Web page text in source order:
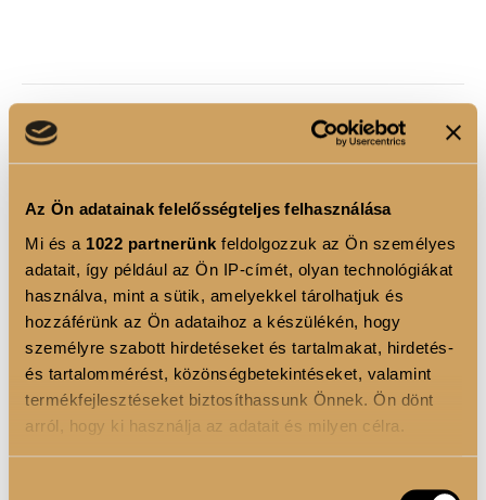
Az Ön adatainak felelősségteljes felhasználása
Mi és a 1022 partnerünk feldolgozzuk az Ön személyes
adatait, így például az Ön IP-címét, olyan technológiákat
használva, mint a sütik, amelyekkel tárolhatjuk és
hozzáférünk az Ön adataihoz a készülékén, hogy
személyre szabott hirdetéseket és tartalmakat, hirdetés-
és tartalommérést, közönségbetekintéseket, valamint
termékfejlesztéseket biztosíthassunk Önnek. Ön dönt
arról, hogy ki használja az adatait és milyen célra.
TERMÉK ELŐNYÖK
•Cseppformájú applikátora precíz kontúrozáshoz
•Magas pigmenttartalmú formula , amely már
egyetlen mozdulattal intenzív fedést biztosít.
• Könnyű, légies textúra,amely nem nehezíti el az
ajkakat, és hosszan tartó komfortérzetet nyújt.
• A matt és a csillámos hatáskülönleges
kombinációja minden megjelenést egyedivé tesz.